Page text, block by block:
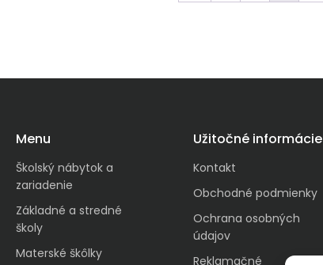
Menu
Školský nábytok a
zariadenie
Základné a stredné
školy
Materské škôlky
Užitočné informácie
Kontakt
Obchodné podmienky
Ochrana osobných
údajov
Reklamačné